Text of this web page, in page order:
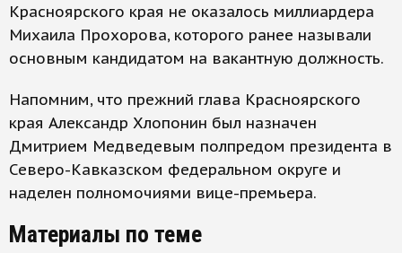
Красноярского края не оказалось миллиардера
Михаила Прохорова, которого ранее называли
основным кандидатом на вакантную должность.
Напомним, что прежний глава Красноярского
края Александр Хлопонин был назначен
Дмитрием Медведевым полпредом президента в
Северо-Кавказском федеральном округе и
наделен полномочиями вице-премьера.
Материалы по теме